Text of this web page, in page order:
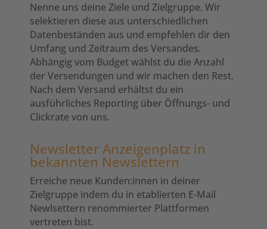
Nenne uns deine Ziele und Zielgruppe. Wir
selektieren diese aus unterschiedlichen
Datenbeständen aus und empfehlen dir den
Umfang und Zeitraum des Versandes.
Abhängig vom Budget wählst du die Anzahl
der Versendungen und wir machen den Rest.
Nach dem Versand erhältst du ein
ausführliches Reporting über Öffnungs- und
Clickrate von uns.
Newsletter Anzeigenplatz in
bekannten Newslettern
Erreiche neue Kunden:innen in deiner
Zielgruppe indem du in etablierten E-Mail
Newlsettern renommierter Plattformen
vertreten bist.